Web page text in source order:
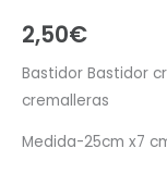
2,50€
Bastidor Bastidor
cremalleras
Medida-25cm x7